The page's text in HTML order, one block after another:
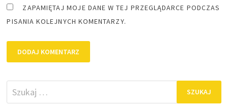
ZAPAMIĘTAJ MOJE DANE W TEJ PRZEGLĄDARCE PODCZAS
PISANIA KOLEJNYCH KOMENTARZY.
Szukaj: